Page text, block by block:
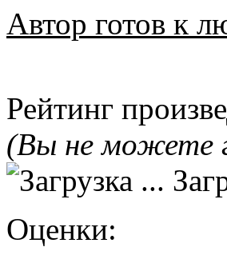
Автор готов к
Рейтинг
(Вы не можете
Оценки: